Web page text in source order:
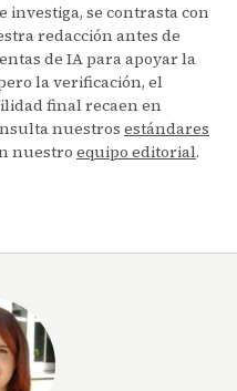
investiga, se contrasta con
redacción antes de
de IA para apoyar la
la verificación, el
final recaen en
nuestros estándares
nuestro equipo editorial.